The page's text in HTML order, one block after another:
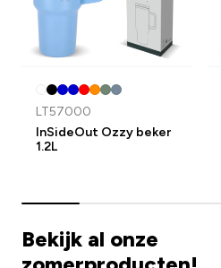
LT57000
InSideOut Ozzy beker
1.2L
Bekijk al onze